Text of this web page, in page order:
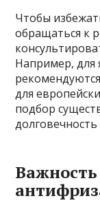
Чтобы
обращаться к
Например, для
для
подбор